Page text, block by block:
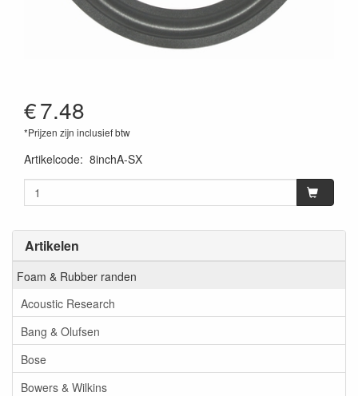
Artikelen
Foam & Rubber randen
Acoustic Research
Bang & Olufsen
Bose
Bowers & Wilkins
€7.48
*Prijzen zijn inclusief btw
Artikelcode: 8inchA-SX